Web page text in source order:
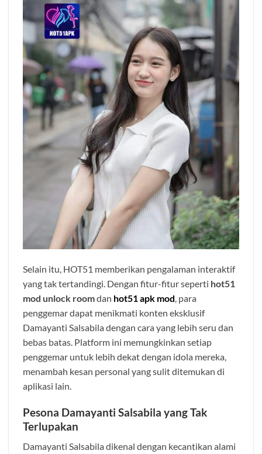
Selain itu, HOT51 memberikan pengalaman interaktif
yang tak tertandingi. Dengan fitur-fitur seperti hot51
mod unlock roomdan hot51 apk mod, para
penggemar dapat menikmati konten eksklusif
Damayanti Salsabila dengan cara yang lebih seru dan
bebas batas. Platform ini memungkinkan setiap
penggemar untuk lebih dekat dengan idola mereka,
menambah kesan personal yang sulit ditemukan di
aplikasi lain.
Pesona Damayanti Salsabila yang Tak
Terlupakan
Damayanti Salsabila dikenal dengan kecantikan alami